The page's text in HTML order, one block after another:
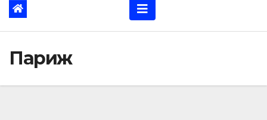
Париж